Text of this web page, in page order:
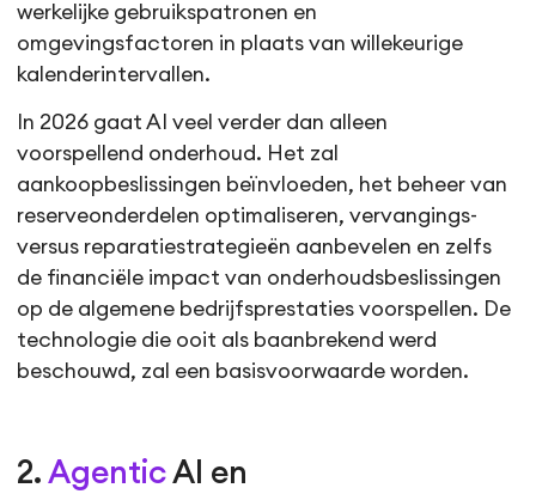
werkelijke gebruikspatronen en
omgevingsfactoren in plaats van willekeurige
kalenderintervallen.
In 2026 gaat AI veel verder dan alleen
voorspellend onderhoud. Het zal
aankoopbeslissingen beïnvloeden, het beheer van
reserveonderdelen optimaliseren, vervangings-
versus reparatiestrategieën aanbevelen en zelfs
de financiële impact van onderhoudsbeslissingen
op de algemene bedrijfsprestaties voorspellen. De
technologie die ooit als baanbrekend werd
beschouwd, zal een basisvoorwaarde worden.
2.AgenticAI en